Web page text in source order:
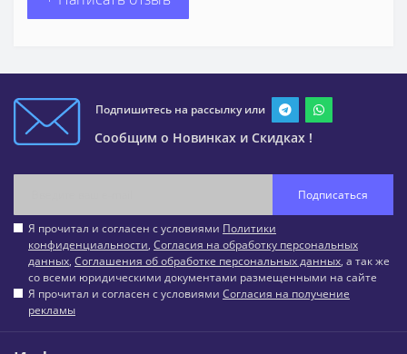
Подпишитесь на рассылку или
Сообщим о Новинках и Скидках !
Подписаться
Я прочитал и согласен с условиями Политики
конфиденциальности, Согласия на обработку персональных
данных, Соглашения об обработке персональных данных, а так же
со всеми юридическими документами размещенными на сайте
Я прочитал и согласен с условиями Согласия на получение
рекламы